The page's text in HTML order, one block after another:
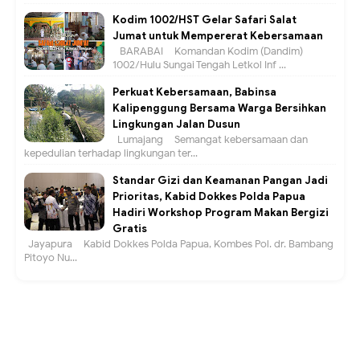
Kodim 1002/HST Gelar Safari Salat
Jumat untuk Mempererat Kebersamaan
BARABAI – Komandan Kodim (Dandim)
1002/Hulu Sungai Tengah Letkol Inf ...
Perkuat Kebersamaan, Babinsa
Kalipenggung Bersama Warga Bersihkan
Lingkungan Jalan Dusun
Lumajang – Semangat kebersamaan dan
kepedulian terhadap lingkungan ter...
Standar Gizi dan Keamanan Pangan Jadi
Prioritas, Kabid Dokkes Polda Papua
Hadiri Workshop Program Makan Bergizi
Gratis
Jayapura – Kabid Dokkes Polda Papua, Kombes Pol. dr. Bambang
Pitoyo Nu...